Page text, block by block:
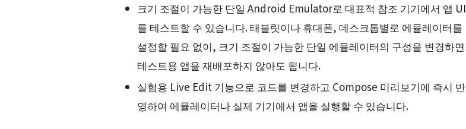
크기 조절이 가능한 단일 Android Emulator로 대표적 참조 기기에서 앱 UI
를 테스트할 수 있습니다. 태블릿이나 휴대폰, 데스크톱별로 에뮬레이터를
설정할 필요 없이, 크기 조절이 가능한 단일 에뮬레이터의 구성을 변경하면
테스트용 앱을 재배포하지 않아도 됩니다.
실험용 Live Edit 기능으로 코드를 변경하고 Compose 미리보기에 즉시 반
영하여 에뮬레이터나 실제 기기에서 앱을 실행할 수 있습니다.